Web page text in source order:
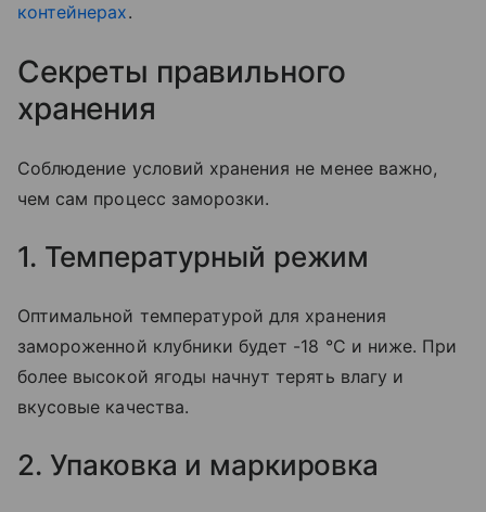
контейнерах.
Секреты правильного
хранения
Соблюдение условий хранения не менее важно,
чем сам процесс заморозки.
1. Температурный режим
Оптимальной температурой для хранения
замороженной клубники будет -18 °C и ниже. При
более высокой ягоды начнут терять влагу и
вкусовые качества.
2. Упаковка и маркировка